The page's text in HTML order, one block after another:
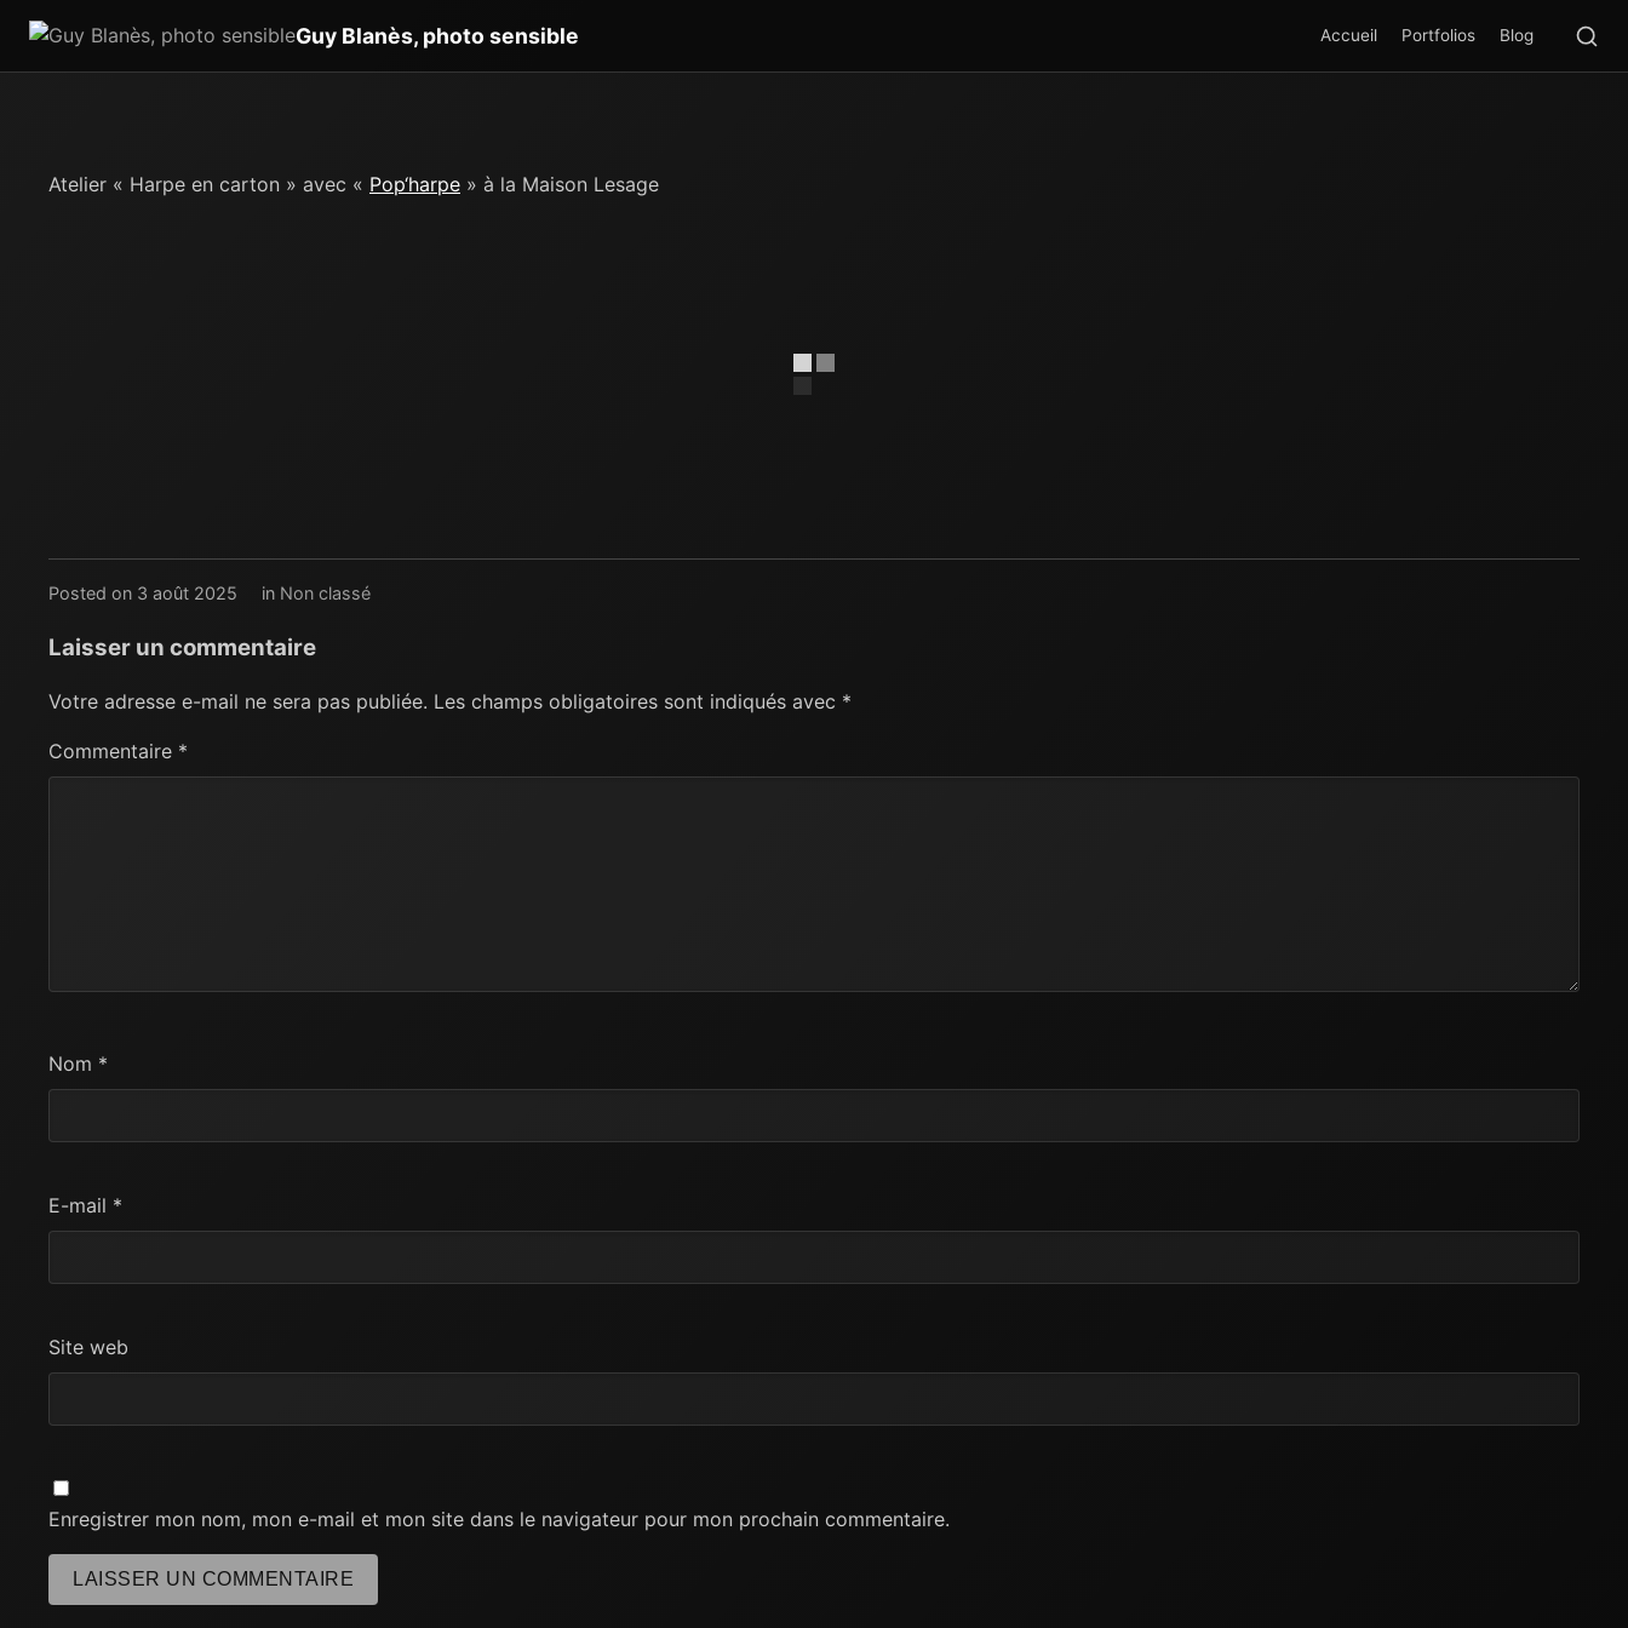
Guy Blanès, photo sensible Accueil Portfolios Blog
Atelier « Harpe en carton » avec « Pop‘harpe » à la Maison Lesage
Posted on 3 août 2025 in Non classé
Laisser un commentaire
Votre adresse e-mail ne sera pas publiée. Les champs obligatoires sont indiqués avec *
Commentaire *
Nom *
E-mail *
Site web
Enregistrer mon nom, mon e-mail et mon site dans le navigateur pour mon prochain commentaire.